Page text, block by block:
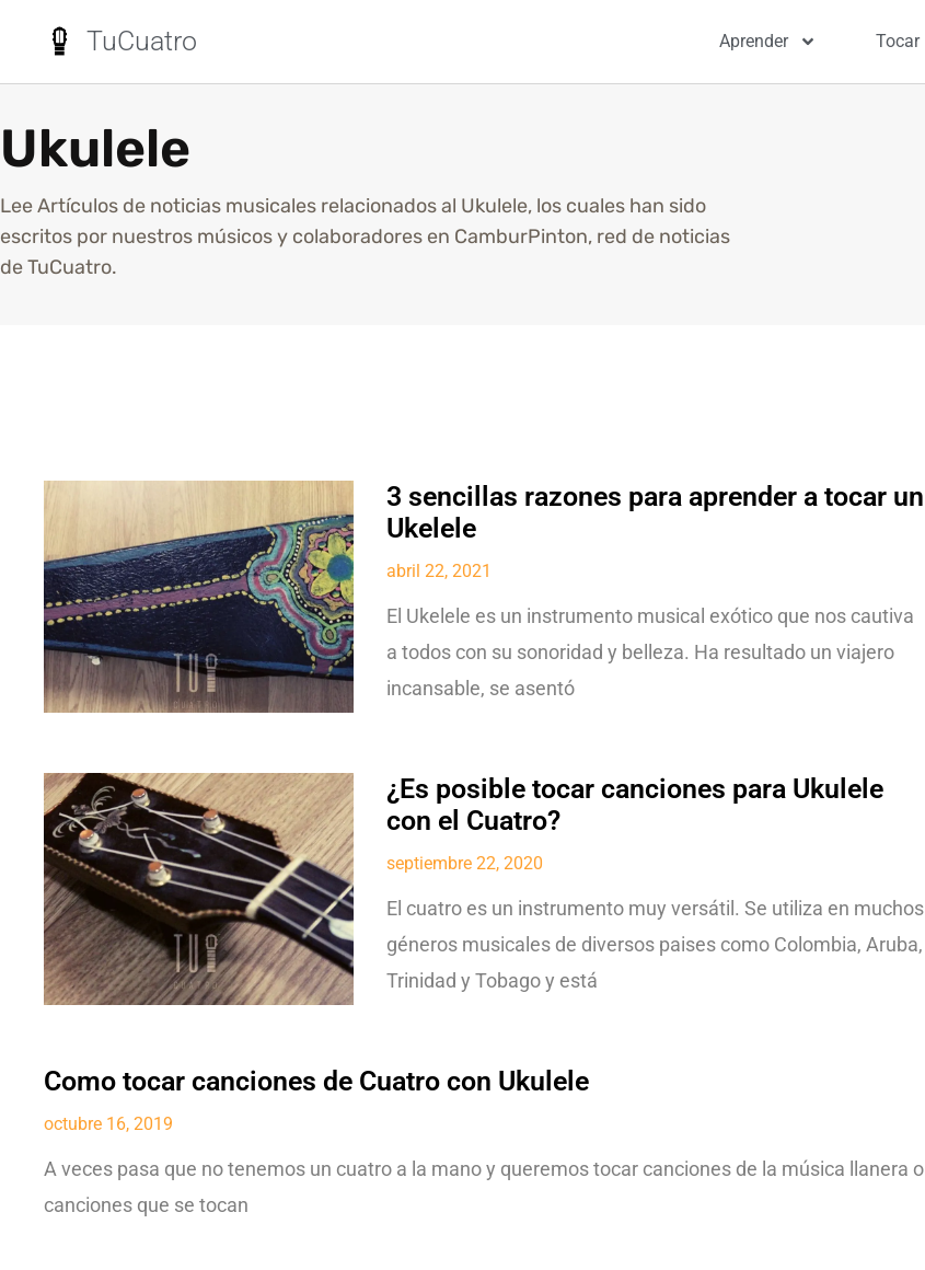
TuCuatro Aprender Tocar
Ukulele
Lee Artículos de noticias musicales relacionados al Ukulele, los cuales han sido
escritos por nuestros músicos y colaboradores en CamburPinton, red de noticias
de TuCuatro.
3 sencillas razones para aprender a tocar un
Ukelele
abril 22, 2021
El Ukelele es un instrumento musical exótico que nos cautiva
a todos con su sonoridad y belleza. Ha resultado un viajero
incansable, se asentó
¿Es posible tocar canciones para Ukulele
con el Cuatro?
septiembre 22, 2020
El cuatro es un instrumento muy versátil. Se utiliza en muchos
géneros musicales de diversos paises como Colombia, Aruba,
Trinidad y Tobago y está
Como tocar canciones de Cuatro con Ukulele
octubre 16, 2019
A veces pasa que no tenemos un cuatro a la mano y queremos tocar canciones de la música llanera o
canciones que se tocan